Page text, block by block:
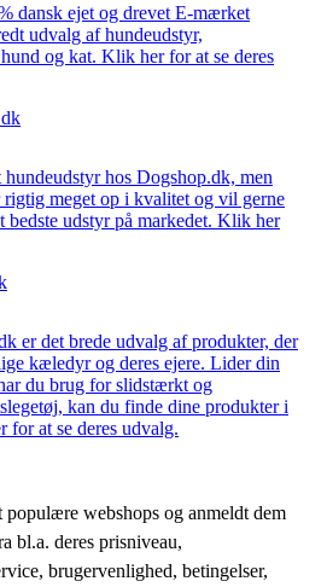
dansk ejet og drevet E-mærket
udvalg af hundeudstyr,
og kat. Klik her for at se deres
hos Dogshop.dk, men
meget op i kvalitet og vil gerne
bedste udstyr på markedet. Klik her
er det brede udvalg af produkter, der
kæledyr og deres ejere. Lider din
du brug for slidstærkt og
kan du finde dine produkter i
for at se deres udvalg.
populære webshops og anmeldt dem
bl.a. deres prisniveau,
brugervenlighed, betingelser,